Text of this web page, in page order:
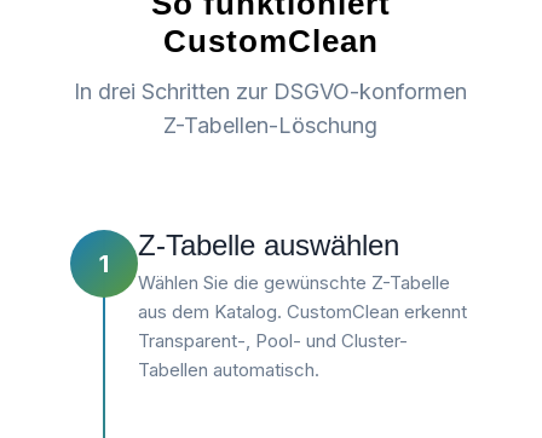
CustomClean
In drei Schritten zur DSGVO-konformen
Z-Tabellen-Löschung
1
Z-Tabelle auswählen
Wählen Sie die gewünschte Z-Tabelle
aus dem Katalog. CustomClean erkennt
Transparent-, Pool- und Cluster-
Tabellen automatisch.